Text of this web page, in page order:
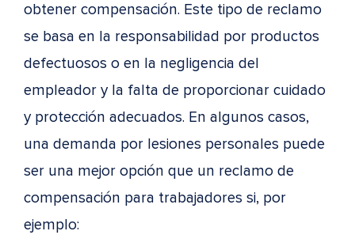
obtener compensación. Este tipo de reclamo
se basa en la responsabilidad por productos
defectuosos o en la negligencia del
empleador y la falta de proporcionar cuidado
y protección adecuados. En algunos casos,
una demanda por lesiones personales puede
ser una mejor opción que un reclamo de
compensación para trabajadores si, por
ejemplo: